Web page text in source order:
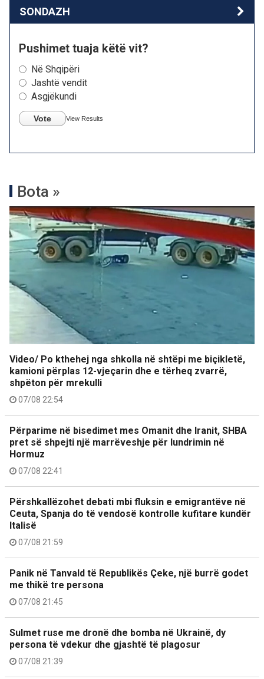
SONDAZH
Pushimet tuaja këtë vit?
Në Shqipëri
Jashtë vendit
Asgjëkundi
Vote View Results
Bota »
Video/ Po kthehej nga shkolla në shtëpi me biçikletë,
kamioni përplas 12-vjeçarin dhe e tërheq zvarrë,
shpëton për mrekulli
07/08 22:54
Përparime në bisedimet mes Omanit dhe Iranit, SHBA
pret së shpejti një marrëveshje për lundrimin në
Hormuz
07/08 22:41
Përshkallëzohet debati mbi fluksin e emigrantëve në
Ceuta, Spanja do të vendosë kontrolle kufitare kundër
Italisë
07/08 21:59
Panik në Tanvald të Republikës Çeke, një burrë godet
me thikë tre persona
07/08 21:45
Sulmet ruse me dronë dhe bomba në Ukrainë, dy
persona të vdekur dhe gjashtë të plagosur
07/08 21:39